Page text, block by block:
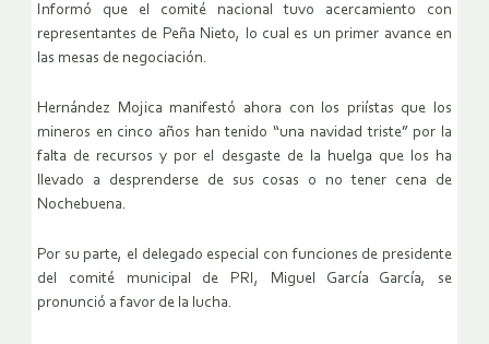
Informó que el comité nacional tuvo acercamiento con
representantes de Peña Nieto, lo cual es un primer avance en
las mesas de negociación.
Hernández Mojica manifestó ahora con los priístas que los
mineros en cinco años han tenido “una navidad triste” por la
falta de recursos y por el desgaste de la huelga que los ha
llevado a desprenderse de sus cosas o no tener cena de
Nochebuena.
Por su parte, el delegado especial con funciones de presidente
del comité municipal de PRI, Miguel García García, se
pronunció a favor de la lucha.